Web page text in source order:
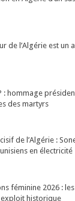
de l’Algérie est un
: hommage
des martyrs
de l’Algérie :
en électricité
féminine 2026 : les
exploit historique